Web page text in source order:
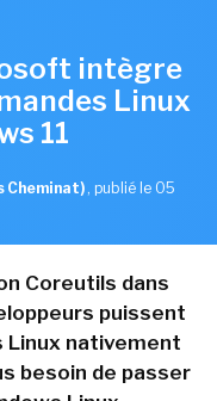
intègre
Linux
11
Cheminat) , publié le 05
Coreutils dans
puissent
Linux nativement
besoin de passer